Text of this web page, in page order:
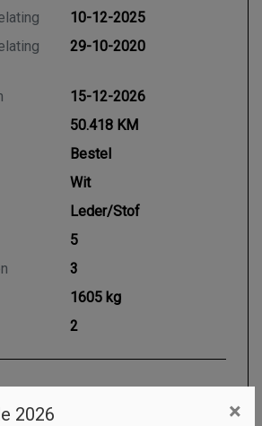
10-12-2025
29-10-2020
15-12-2026
50.418 KM
Bestel
Wit
Leder/Stof
5
3
1605 kg
2
2026 ×